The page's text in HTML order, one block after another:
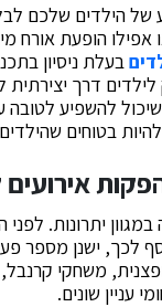
הילדים שלכם
אפילו הופעת אורח
בעלת ניסיון
דרך יצירתית
להשפיע לטובה
בטוחים
יתרונות.
לכך, ישנן מספר
משחקי קרנבל,
עניין שונים.